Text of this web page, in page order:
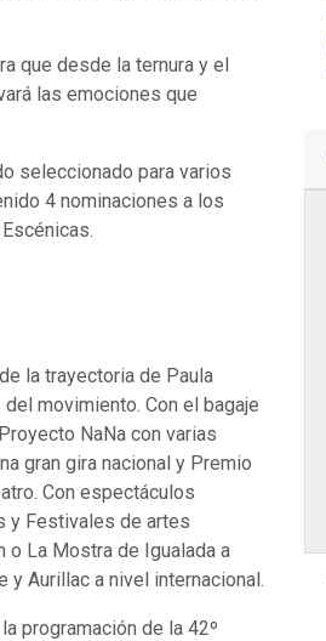
que desde la ternura y el
las emociones que
seleccionado para varios
4 nominaciones a los
la trayectoria de Paula
movimiento. Con el bagaje
NaNa con varias
gran gira nacional y Premio
Con espectáculos
y Festivales de artes
o La Mostra de Igualada a
y Aurillac a nivel internacional.
programación de la 42º